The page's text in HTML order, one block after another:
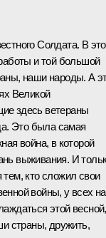
Солдата. В
и той большой
наши народы. А
Великой
здесь ветераны
Это была самая
война, в которой
выживания. И
кто сложил свои
войны, у всех
этой весной,
страны, дружить,